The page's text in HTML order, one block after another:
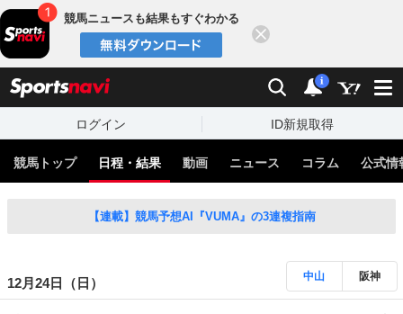
競馬ニュースも結果もすぐわかる
検索 通知
i
ログイン ID新規取得
競馬トップ 日程・結果 動画 ニュース コラム 公式情
【連載】競馬予想AI『VUMA』の3連複指南
12月24日（日） 中山 阪神